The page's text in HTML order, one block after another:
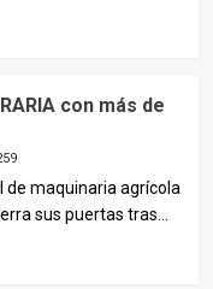
con más de
de maquinaria agrícola
sus puertas tras...